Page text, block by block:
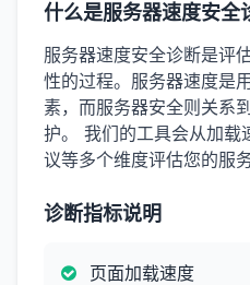
什么是服务器速度安全
服务器速度安全诊断是评
性的过程。服务器速度是
素，而服务器安全则关系
护。 我们的工具会从加载
议等多个维度评估您的服
诊断指标说明
页面加载速度